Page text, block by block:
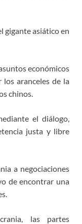
gigante asiático en
económicos
aranceles de la
chinos.
el diálogo,
justa y libre
a negociaciones
de encontrar una
las partes